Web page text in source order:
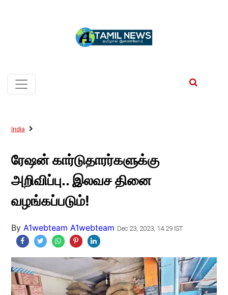
India
ரேஷன் கார்டுதாரர்களுக்கு
அறிவிப்பு.. இலவச தினை
வழங்கப்படும்!
By A1webteam A1webteam Dec 23, 2023, 14:29 IST